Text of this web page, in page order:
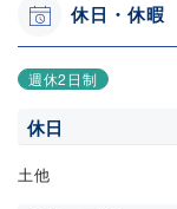
休日・休暇
週休2日制
休日
土他